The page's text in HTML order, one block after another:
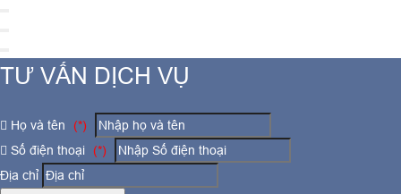
TƯ VẤN DỊCH VỤ
Họ và tên
(*)
Số điện thoại
(*)
Địa chỉ